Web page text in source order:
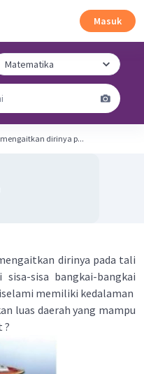
Masuk
dirinya p...
dirinya pada tali
sisa-sisa bangkai-bangkai
memiliki kedalaman
luas daerah yang mampu
?